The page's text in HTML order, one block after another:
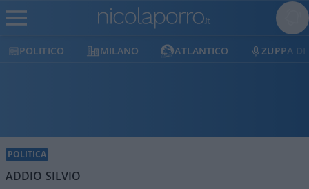
MILANO ATLANTICO ZUPPA DI PORRO
POLITICA
ADDIO SILVIO